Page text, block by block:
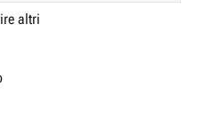
altri